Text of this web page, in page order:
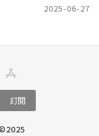
2025-06-27
訂閱